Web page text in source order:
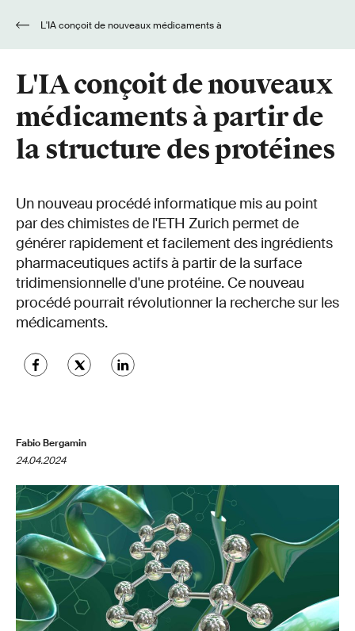
L'IA conçoit de nouveaux
médicaments à partir de
la structure des protéines
Un nouveau procédé informatique mis au point
par des chimistes de l'ETH Zurich permet de
générer rapidement et facilement des ingrédients
pharmaceutiques actifs à partir de la surface
tridimensionnelle d'une protéine. Ce nouveau
procédé pourrait révolutionner la recherche sur les
médicaments.
Fabio Bergamin
24.04.2024